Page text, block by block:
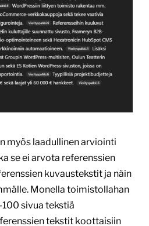
myös laadullinen arviointi
se ei arvota referenssien
kuvaustekstit ja näin
Monella toimistollahan
sivua tekstiä
tekstit koottaisiin